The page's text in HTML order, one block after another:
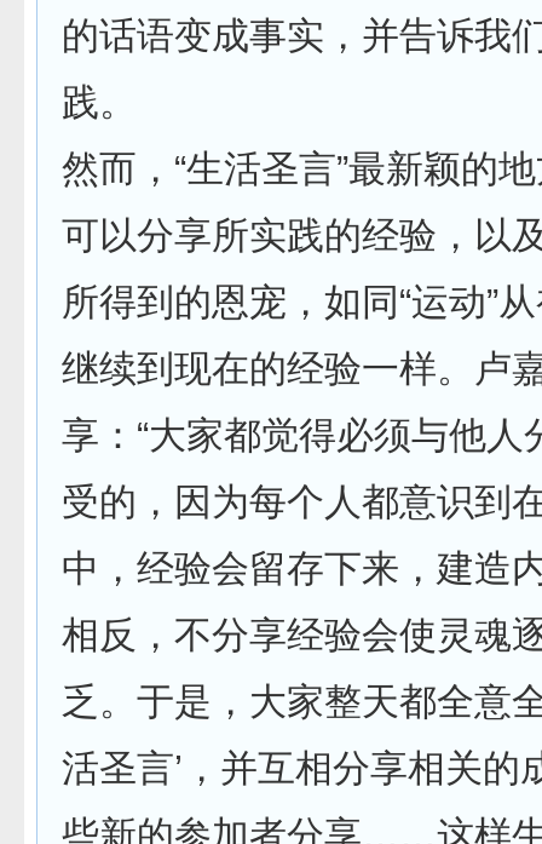
的话语变成事实，并告诉我
践。
然而，“生活圣言”最新颖的
可以分享所实践的经验，以
所得到的恩宠，如同“运动”
继续到现在的经验一样。卢
享：“大家都觉得必须与他人
受的，因为每个人都意识到
中，经验会留存下来，建造
相反，不分享经验会使灵魂
乏。于是，大家整天都全意
活圣言’，并互相分享相关的
些新的参加者分享……这样